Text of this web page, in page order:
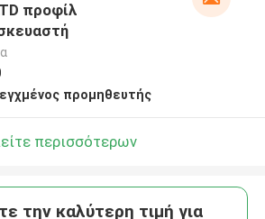
προφίλ
προμηθευτής
περισσότερων
την καλύτερη τιμή για